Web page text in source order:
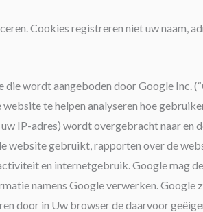
Cookies registreren niet uw naam,
wordt aangeboden door Google Inc.
te helpen analyseren hoe
IP-adres) wordt overgebracht naar en
website gebruikt, rapporten over de
en internetgebruik. Google mag
namens Google verwerken. Google
door in Uw browser de daarvoor